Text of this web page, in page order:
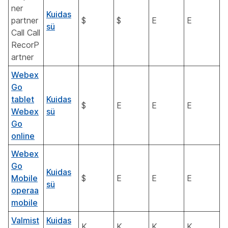
ner
partner
Call Call
RecorP
artner
Kuidas
sü
$ $ E E
Webex
Go
tablet
Webex
Go
online
Kuidas
sü
$ E E E
Webex
Go
Mobile
operaa
mobile
Kuidas
sü
$ E E E
Valmist
Kuidas